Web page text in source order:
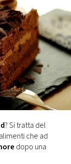
? Si tratta del
che ad
dopo una